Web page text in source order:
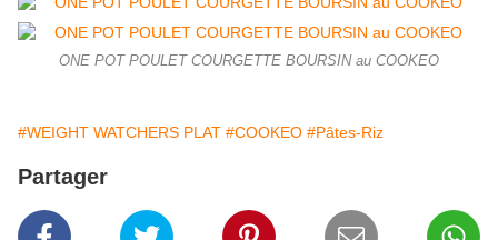
ONE POT POULET COURGETTE BOURSIN au COOKEO
#WEIGHT WATCHERS PLAT #COOKEO #Pâtes-Riz
Partager